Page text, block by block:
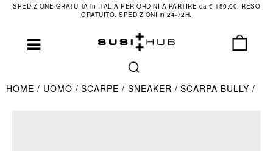
SPEDIZIONE GRATUITA in ITALIA PER ORDINI A PARTIRE da € 150,00. RESO
GRATUITO. SPEDIZIONI in 24-72H.
HOME UOMO SCARPE SNEAKER SCARPA BULLY